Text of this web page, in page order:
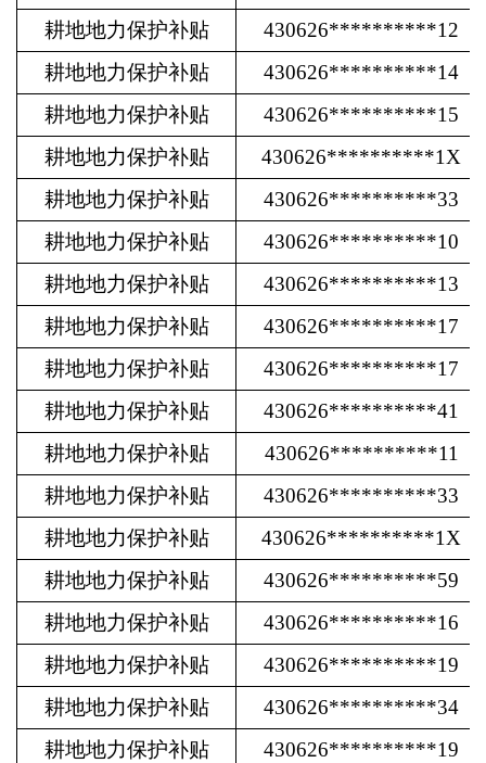
耕地地力保护补贴
430626**********12
耕地地力保护补贴
430626**********14
耕地地力保护补贴
430626**********15
耕地地力保护补贴
430626**********1X
耕地地力保护补贴
430626**********33
耕地地力保护补贴
430626**********10
耕地地力保护补贴
430626**********13
耕地地力保护补贴
430626**********17
耕地地力保护补贴
430626**********17
耕地地力保护补贴
430626**********41
耕地地力保护补贴
430626**********11
耕地地力保护补贴
430626**********33
耕地地力保护补贴
430626**********1X
耕地地力保护补贴
430626**********59
耕地地力保护补贴
430626**********16
耕地地力保护补贴
430626**********19
耕地地力保护补贴
430626**********34
耕地地力保护补贴
430626**********19